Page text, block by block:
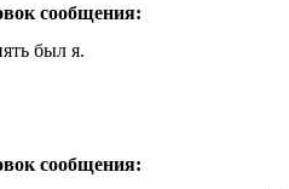
сообщения:
был я.
сообщения: